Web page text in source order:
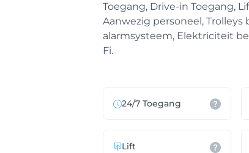
Toegang, Drive-in Toegang,
Aanwezig personeel,
alarmsysteem, Elektriciteit
Fi.
24/7 Toegang
Lift